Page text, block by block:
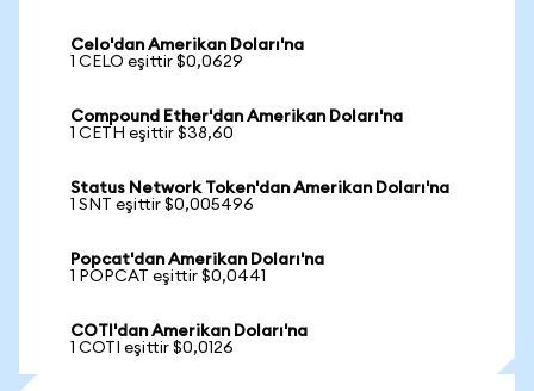
Celo'dan Amerikan Doları'na
1 CELO eşittir $0,0629
Compound Ether'dan Amerikan Doları'na
1 CETH eşittir $38,60
Status Network Token'dan Amerikan Doları'na
1 SNT eşittir $0,005496
Popcat'dan Amerikan Doları'na
1 POPCAT eşittir $0,0441
COTI'dan Amerikan Doları'na
1 COTI eşittir $0,0126